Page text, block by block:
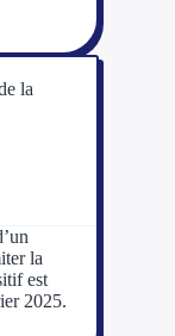
la
la
est
2025.